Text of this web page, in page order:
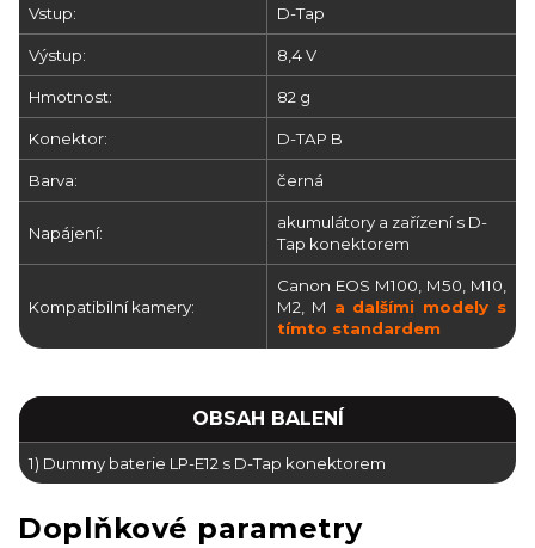
Vstup: D-Tap
Výstup: 8,4 V
Hmotnost: 82 g
Konektor: D-TAP B
Barva: černá
Napájení:
akumulátory a zařízení s D-
Tap konektorem
Kompatibilní kamery:
Canon EOS M100, M50, M10,
M2, M a dalšími modely s
tímto standardem
OBSAH BALENÍ
1) Dummy baterie LP-E12 s D-Tap konektorem
Doplňkové parametry